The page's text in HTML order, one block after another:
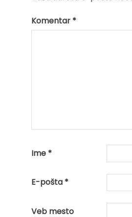
Komentar *
Ime *
E-pošta *
Veb mesto